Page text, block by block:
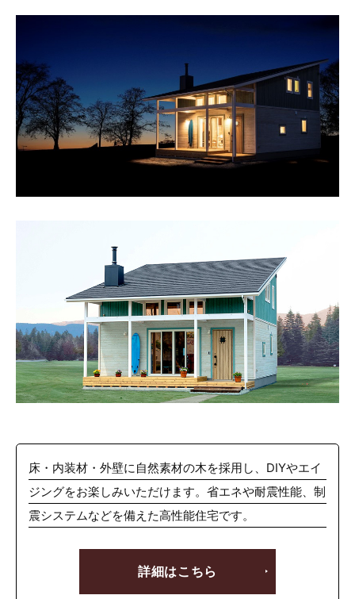
床・内装材・外壁に自然素材の木を採用し、DIYやエイ
ジングをお楽しみいただけます。省エネや耐震性能、制
震システムなどを備えた高性能住宅です。
詳細はこちら